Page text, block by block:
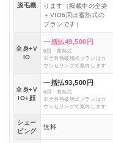
脱毛機
ります（掲載中の全身
＋VIO6回は蓄熱式の
プランです）
全身+V
IO
一括払49,500円
6回・蓄熱式
※全身熱破壊式プランはカ
ウンセリングで案内します
全身+V
IO+顔
一括払93,500円
6回・蓄熱式
※全身熱破壊式プランはカ
ウンセリングで案内します
シェー
ビング
無料